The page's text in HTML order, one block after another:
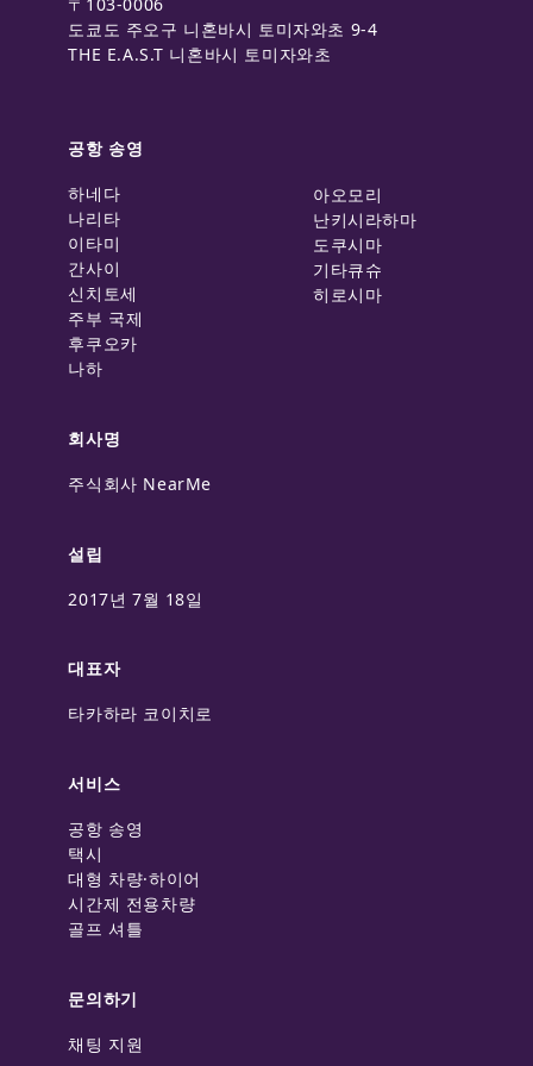
도쿄도 주오구 니혼바시 토미자와초 9-4
THE E.A.S.T 니혼바시 토미자와초
공항 송영
하네다
나리타
이타미
간사이
신치토세
주부 국제
후쿠오카
나하
회사명
주식회사 NearMe
설립
2017년 7월 18일
대표자
타카하라 코이치로
서비스
공항 송영
택시
대형 차량·하이어
시간제 전용차량
골프 셔틀
문의하기
채팅 지원
아오모리
난키시라하마
도쿠시마
기타큐슈
히로시마